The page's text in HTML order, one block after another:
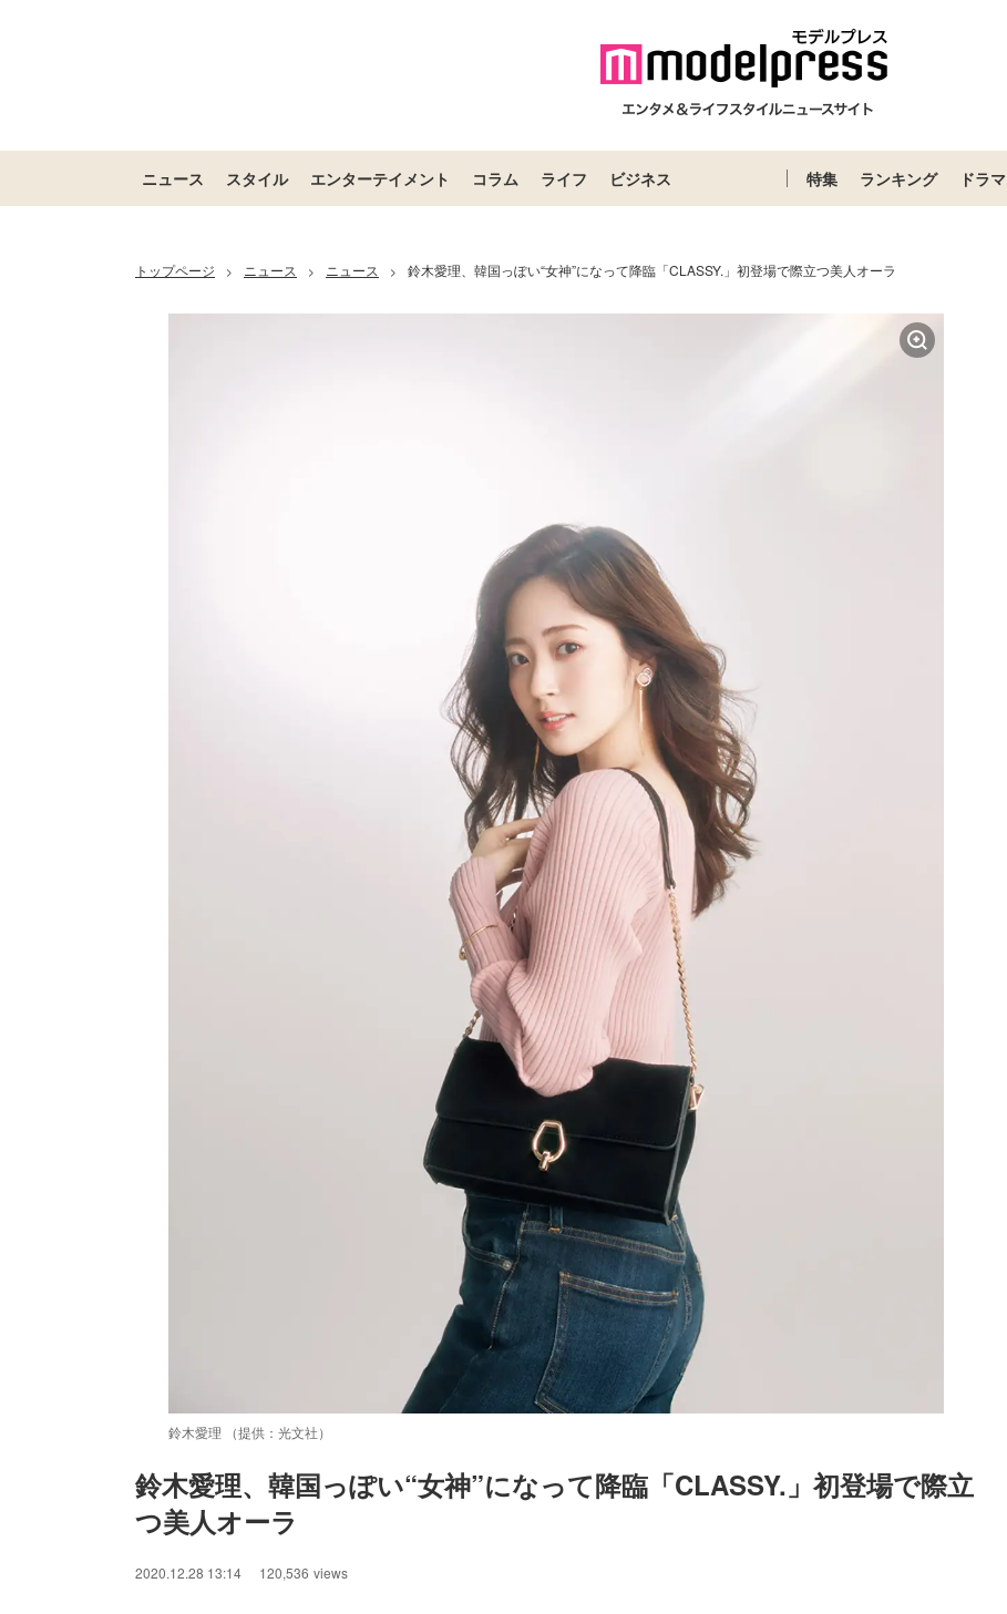
ニュース スタイル エンターテイメント コラム ライフ ビジネス 特集 ランキング ドラマ
トップページ > ニュース > ニュース > 鈴木愛理、韓国っぽい“女神”になって降臨「CLASSY.」初登場で際立つ美人オーラ
鈴木愛理 （提供：光文社）
鈴木愛理、韓国っぽい“女神”になって降臨「CLASSY.」初登場で際立
つ美人オーラ
2020.12.28 13:14 120,536 views